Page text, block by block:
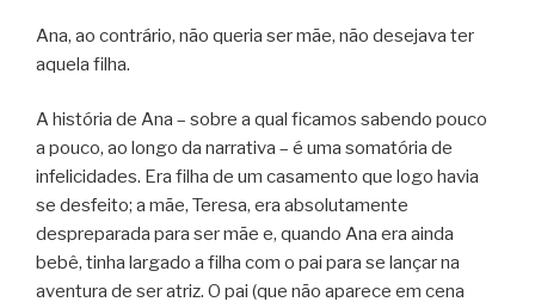
Ana, ao contrário, não queria ser mãe, não desejava ter
aquela filha.
A história de Ana – sobre a qual ficamos sabendo pouco
a pouco, ao longo da narrativa – é uma somatória de
infelicidades. Era filha de um casamento que logo havia
se desfeito; a mãe, Teresa, era absolutamente
despreparada para ser mãe e, quando Ana era ainda
bebê, tinha largado a filha com o pai para se lançar na
aventura de ser atriz. O pai (que não aparece em cena